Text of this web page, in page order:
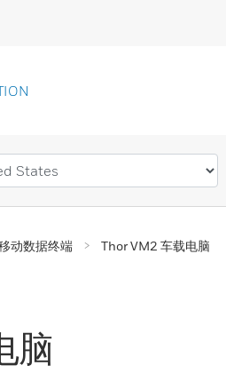
动数据终端 Thor VM2 车载电脑
脑